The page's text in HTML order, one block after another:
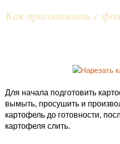
Как приготовить с
Для начала подготовить
вымыть, просушить и
картофель до готовности,
картофеля слить.